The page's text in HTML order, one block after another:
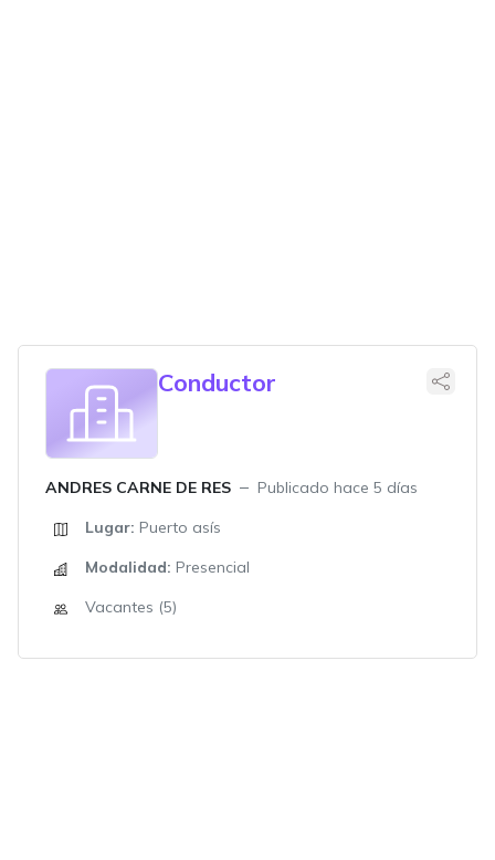
Conductor
ANDRES CARNE DE RES
Publicado hace 5 días
Lugar: Puerto asís
Modalidad: Presencial
Vacantes (5)